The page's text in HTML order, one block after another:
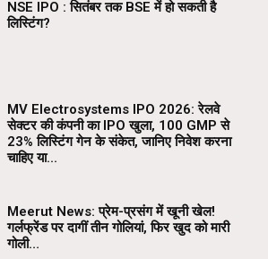
NSE IPO : सितंबर तक BSE में हो सकती है
लिस्टिंग?
MV Electrosystems IPO 2026: रेलवे
सेक्टर की कंपनी का IPO खुला, ₹100 GMP से
23% लिस्टिंग गेन के संकेत, जानिए निवेश करना
चाहिए या...
Meerut News: प्रेम-प्रसंग में खूनी खेल!
गर्लफ्रेंड पर दागीं तीन गोलियां, फिर खुद को मारी
गोली…